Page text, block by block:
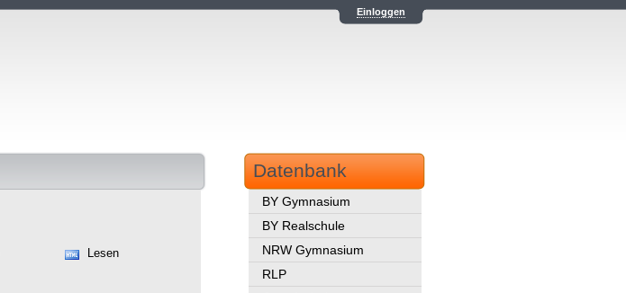
Einloggen
Lesen
Datenbank
BY Gymnasium
BY Realschule
NRW Gymnasium
RLP